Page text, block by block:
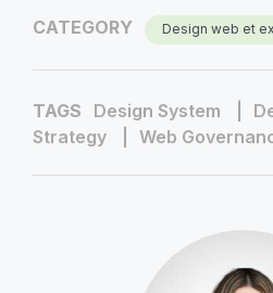
CATEGORY Design web et
TAGS Design System
Strategy
Web